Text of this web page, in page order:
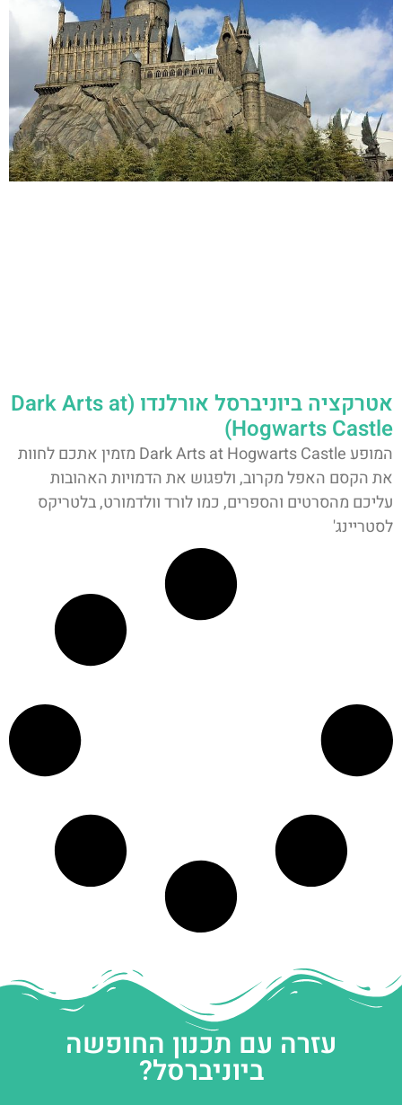
אטרקציה ביוניברסל אורלנדו (Dark Arts at
Hogwarts Castle)
המופע Dark Arts at Hogwarts Castle מזמין אתכם לחוות
את הקסם האפל מקרוב, ולפגוש את הדמויות האהובות
עליכם מהסרטים והספרים, כמו לורד וולדמורט, בלטריקס
לסטריינג'
עזרה עם תכנון החופשה
ביוניברסל?